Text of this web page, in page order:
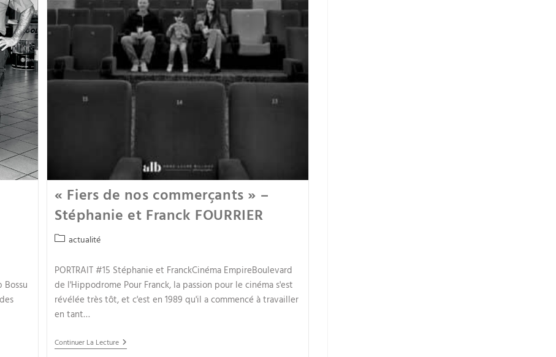
Bossu
« Fiers de nos commerçants » –
Stéphanie et Franck FOURRIER
actualité
PORTRAIT #15 Stéphanie et FranckCinéma EmpireBoulevard
de l'Hippodrome Pour Franck, la passion pour le cinéma s'est
révélée très tôt, et c'est en 1989 qu'il a commencé à travailler
en tant…
Continuer La Lecture